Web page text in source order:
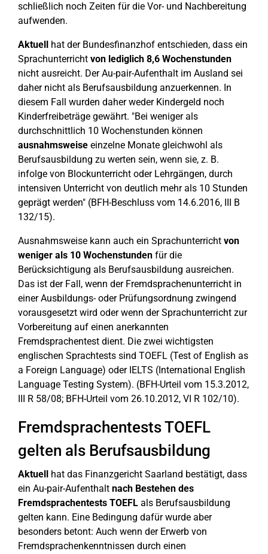
schließlich noch Zeiten für die Vor- und Nachbereitung
aufwenden.
Aktuell hat der Bundesfinanzhof entschieden, dass ein
Sprachunterricht von lediglich 8,6 Wochenstunden
nicht ausreicht. Der Au-pair-Aufenthalt im Ausland sei
daher nicht als Berufsausbildung anzuerkennen. In
diesem Fall wurden daher weder Kindergeld noch
Kinderfreibeträge gewährt. "Bei weniger als
durchschnittlich 10 Wochenstunden können
ausnahmsweise einzelne Monate gleichwohl als
Berufsausbildung zu werten sein, wenn sie, z. B.
infolge von Blockunterricht oder Lehrgängen, durch
intensiven Unterricht von deutlich mehr als 10 Stunden
geprägt werden" (BFH-Beschluss vom 14.6.2016, III B
132/15).
Ausnahmsweise kann auch ein Sprachunterricht von
weniger als 10 Wochenstunden für die
Berücksichtigung als Berufsausbildung ausreichen.
Das ist der Fall, wenn der Fremdsprachenunterricht in
einer Ausbildungs- oder Prüfungsordnung zwingend
vorausgesetzt wird oder wenn der Sprachunterricht zur
Vorbereitung auf einen anerkannten
Fremdsprachentest dient. Die zwei wichtigsten
englischen Sprachtests sind TOEFL (Test of English as
a Foreign Language) oder IELTS (International English
Language Testing System). (BFH-Urteil vom 15.3.2012,
III R 58/08; BFH-Urteil vom 26.10.2012, VI R 102/10).
Fremdsprachentests TOEFL
gelten als Berufsausbildung
Aktuell hat das Finanzgericht Saarland bestätigt, dass
ein Au-pair-Aufenthalt nach Bestehen des
Fremdsprachentests TOEFL als Berufsausbildung
gelten kann. Eine Bedingung dafür wurde aber
besonders betont: Auch wenn der Erwerb von
Fremdsprachenkenntnissen durch einen